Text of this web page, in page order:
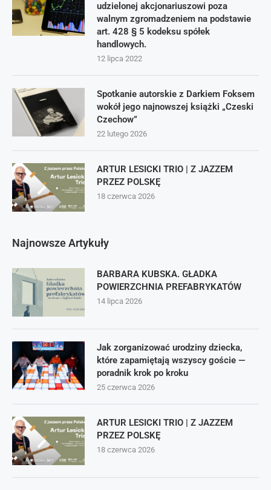
udzielonej akcjonariuszowi poza
walnym zgromadzeniem na podstawie
art. 428 § 5 kodeksu spółek
handlowych.
12 lipca 2022
Spotkanie autorskie z Darkiem Foksem
wokół jego najnowszej książki „Czeski
Czechow”
22 lutego 2026
ARTUR LESICKI TRIO | Z JAZZEM
PRZEZ POLSKĘ
18 czerwca 2026
Najnowsze Artykuły
BARBARA KUBSKA. GŁADKA
POWIERZCHNIA PREFABRYKATÓW
14 lipca 2026
Jak zorganizować urodziny dziecka,
które zapamiętają wszyscy goście —
poradnik krok po kroku
25 czerwca 2026
ARTUR LESICKI TRIO | Z JAZZEM
PRZEZ POLSKĘ
18 czerwca 2026